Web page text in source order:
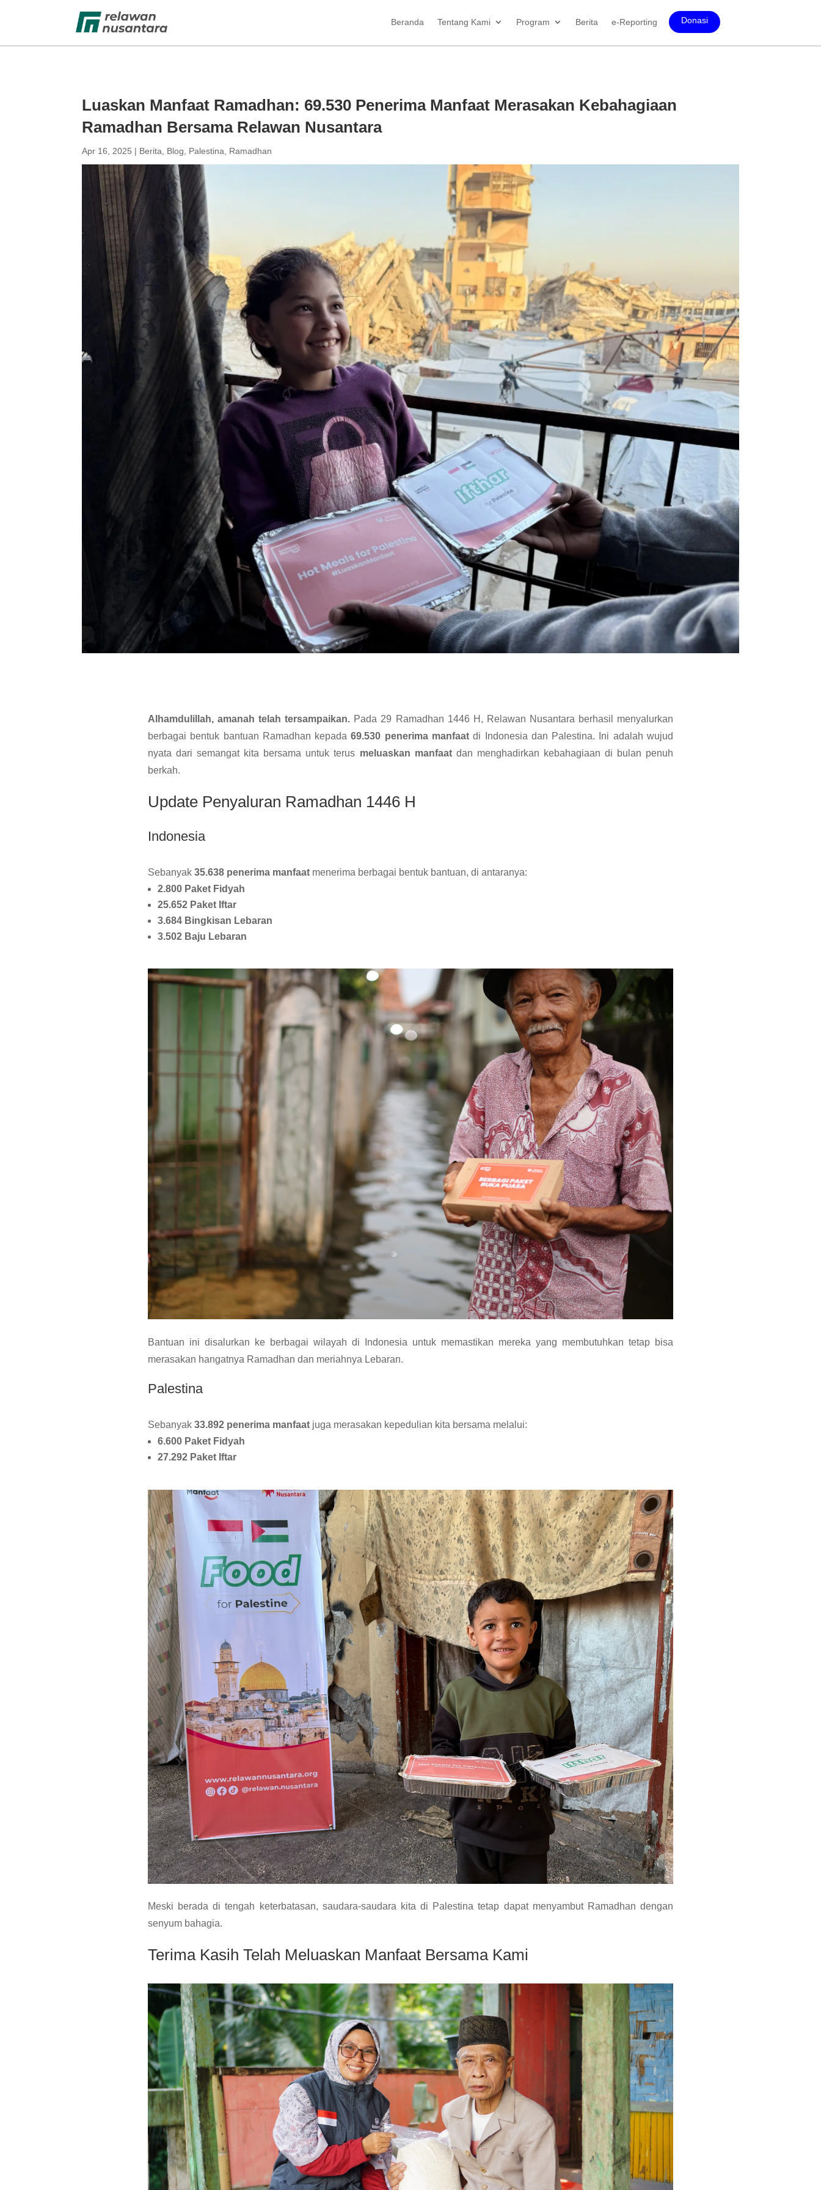
Beranda Tentang Kami Program Berita e-Reporting Donasi
Luaskan Manfaat Ramadhan: 69.530 Penerima Manfaat Merasakan Kebahagiaan
Ramadhan Bersama Relawan Nusantara
Apr 16, 2025 | Berita Blog Palestina Ramadhan
Alhamdulillah, amanah telah tersampaikan. Pada 29 Ramadhan 1446 H, Relawan Nusantara berhasil menyalurkan
berbagai bentuk bantuan Ramadhan kepada69.530 penerima manfaat di Indonesia dan Palestina. Ini adalah wujud
nyata dari semangat kita bersama untuk terus meluaskan manfaatdan menghadirkan kebahagiaan di bulan penuh
berkah.
Update Penyaluran Ramadhan 1446 H
Indonesia
Sebanyak 35.638 penerima manfaatmenerima berbagai bentuk bantuan, di antaranya:
2.800 Paket Fidyah
25.652 Paket Iftar
3.684 Bingkisan Lebaran
3.502 Baju Lebaran
Bantuan ini disalurkan ke berbagai wilayah di Indonesia untuk memastikan mereka yang membutuhkan tetap bisa
merasakan hangatnya Ramadhan dan meriahnya Lebaran.
Palestina
Sebanyak 33.892 penerima manfaatjuga merasakan kepedulian kita bersama melalui:
6.600 Paket Fidyah
27.292 Paket Iftar
Meski berada di tengah keterbatasan, saudara-saudara kita di Palestina tetap dapat menyambut Ramadhan dengan
senyum bahagia.
Terima Kasih Telah Meluaskan Manfaat Bersama Kami